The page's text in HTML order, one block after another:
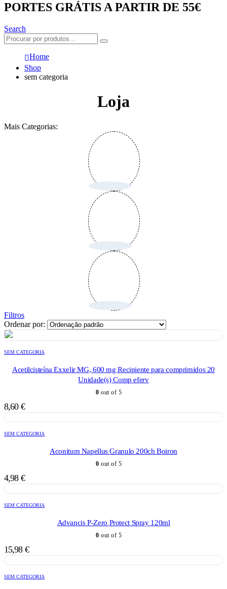
PORTES GRÁTIS A PARTIR DE 55€
Search
Home
Shop
sem categoria
Loja
Mais Categorias:
Filtros
Ordenar por:
SEM CATEGORIA
Acetilcisteína Exxelir MG, 600 mg Recipiente para comprimidos 20
Unidade(s) Comp eferv
0 out of 5
8,60 €
SEM CATEGORIA
Aconitum Napellus Granulo 200ch Boiron
0 out of 5
4,98 €
SEM CATEGORIA
Advancis P-Zero Protect Spray 120ml
0 out of 5
15,98 €
SEM CATEGORIA